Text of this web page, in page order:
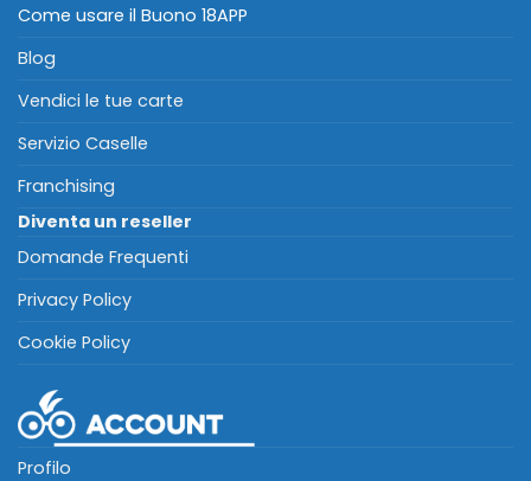
Come usare il Buono 18APP
Blog
Vendici le tue carte
Servizio Caselle
Franchising
Diventa un reseller
Domande Frequenti
Privacy Policy
Cookie Policy
Profilo